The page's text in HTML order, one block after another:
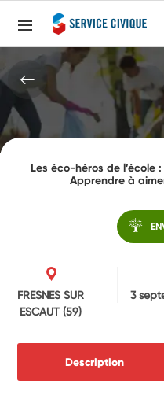
Les éco-héros de l’école
Apprendre à
FRESNES SUR
ESCAUT(59)
3
Description